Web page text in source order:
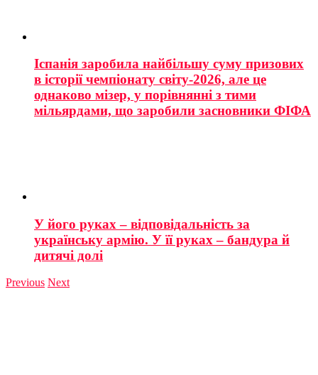
Іспанія заробила найбільшу суму призових
в історії чемпіонату світу-2026, але це
однаково мізер, у порівнянні з тими
мільярдами, що заробили засновники ФІФА
У його руках – відповідальність за
українську армію. У її руках – бандура й
дитячі долі
Previous Next